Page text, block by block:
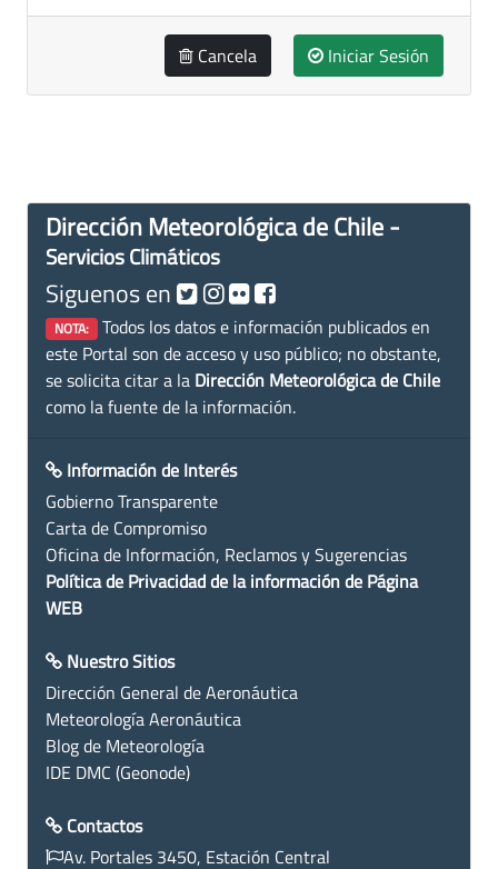
Cancela Iniciar Sesión
Dirección Meteorológica de Chile -
Servicios Climáticos
Siguenos en
NOTA: Todos los datos e información publicados en
este Portal son de acceso y uso público; no obstante,
se solicita citar a la Dirección Meteorológica de Chile
como la fuente de la información.
Información de Interés
Gobierno Transparente
Carta de Compromiso
Oficina de Información, Reclamos y Sugerencias
Política de Privacidad de la información de Página
WEB
Nuestro Sitios
Dirección General de Aeronáutica
Meteorología Aeronáutica
Blog de Meteorología
IDE DMC (Geonode)
Contactos
Av. Portales 3450, Estación Central